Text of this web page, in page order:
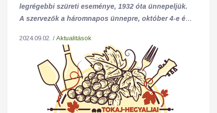
legrégebbi szüreti eseménye, 1932 óta ünnepeljük.
A szervezők a háromnapos ünnepre, október 4-e és
várják az érdeklődőket Tokajba.
2024.09.02. / Aktualitások